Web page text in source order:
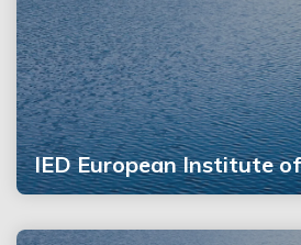
IED European Institute